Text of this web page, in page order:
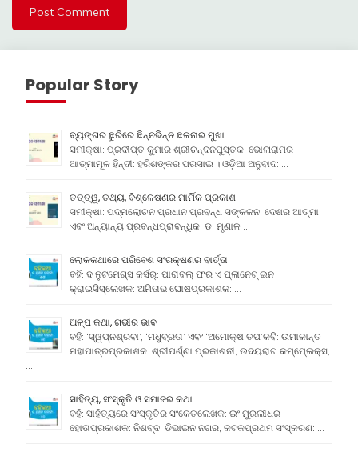
Popular Story
ବ୍ୟଙ୍ଗର ଛୁରିରେ ଛିନ୍ନଭିନ୍ନ ଛଳନାର ମୁଖା
ସମୀକ୍ଷା: ପ୍ରଦୀପ୍ତ କୁମାର ଶ୍ରୀଚନ୍ଦନପୁସ୍ତକ: ଭୋଳାରାମର
ଆତ୍ମାମୂଳ ହିନ୍ଦୀ: ହରିଶଙ୍କର ପରସାଇ । ଓଡ଼ିଆ ଅନୁବାଦ: …
ତତ୍ତ୍ୱ, ତଥ୍ୟ, ବିଶ୍ଳେଷଣର ମାର୍ମିକ ପ୍ରକାଶ
ସମୀକ୍ଷା: ପଦ୍ମଲୋଚନ ପ୍ରଧାନ ପ୍ରବନ୍ଧ ସଙ୍କଳନ: ଦେଶର ଆତ୍ମା
ଏବଂ ଅନ୍ୟାନ୍ୟ ପ୍ରବନ୍ଧପ୍ରାବନ୍ଧିକ: ଡ. ମୃଣାଳ …
ଲୋକକଥାରେ ପରିବେଶ ସଂରକ୍ଷଣର ବାର୍ତ୍ତା
ବହି: ଦ ନୁଟମେଗ୍ସ କର୍ସର୍: ପାରାବଲ୍ ଫର ଏ ପ୍ଲାନେଟ୍ ଇନ
କ୍ରାଇସିସ୍ଲେଖକ: ଅମିତାଭ ଘୋଷପ୍ରକାଶକ: …
ଅଳ୍ପ କଥା, ଗଭୀର ଭାବ
ବହି: ‘ସ୍ୱପ୍ନଶ୍ରବା’, ‘ମଧୁବ୍ରତା’ ଏବଂ ‘ଅମୋକ୍ଷ ତପ’କବି: ଉମାକାନ୍ତ
ମହାପାତ୍ରପ୍ରକାଶକ: ଶ୍ରୀପର୍ଣ୍ଣା ପ୍ରକାଶନୀ, ଉଦୟରାଗ କମ୍ପେ୍ଲକ୍ସ,
ସାହିତ୍ୟ, ସଂସ୍କୃତି ଓ ସମାଜର କଥା
ବହି: ସାହିତ୍ୟରେ ସଂସ୍କୃତିର ସଂକେତଲେଖକ: ଇଂ ମୁରଲୀଧର
ହୋତାପ୍ରକାଶକ: ନିଶବ୍ଦ, ଡିଭାଇନ ନଗର, କଟକପ୍ରଥମ ସଂସ୍କରଣ: …